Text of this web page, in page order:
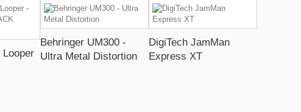
Looper
Behringer UM300 -
Ultra Metal Distortion
DigiTech JamMan
Express XT